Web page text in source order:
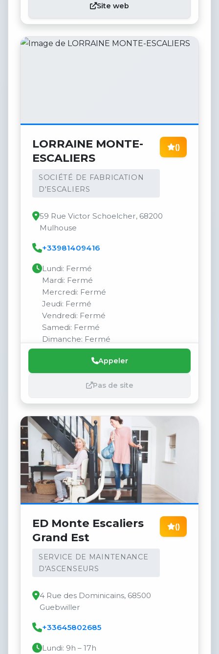
Site web
LORRAINE MONTE-
ESCALIERS
SOCIÉTÉ DE FABRICATION
D'ESCALIERS
()
59 Rue Victor Schoelcher, 68200
Mulhouse
+33981409416
Lundi: Fermé
Mardi: Fermé
Mercredi: Fermé
Jeudi: Fermé
Vendredi: Fermé
Samedi: Fermé
Dimanche: Fermé
Appeler
Pas de site
ED Monte Escaliers
Grand Est
SERVICE DE MAINTENANCE
D'ASCENSEURS
()
4 Rue des Dominicains, 68500
Guebwiller
+33645802685
Lundi: 9h – 17h